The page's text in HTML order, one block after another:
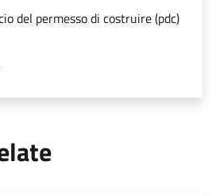
del permesso di costruire (pdc)